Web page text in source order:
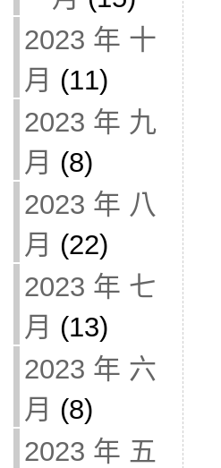
2023 年 十
月 (11)
2023 年 九
月 (8)
2023 年 八
月 (22)
2023 年 七
月 (13)
2023 年 六
月 (8)
2023 年 五